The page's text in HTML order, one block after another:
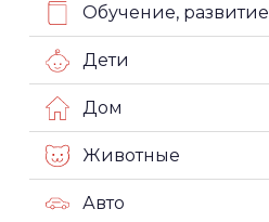
Обучение, развитие
Дети
Дом
Животные
Авто